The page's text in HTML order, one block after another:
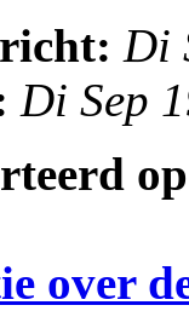
Di
Di Sep
over